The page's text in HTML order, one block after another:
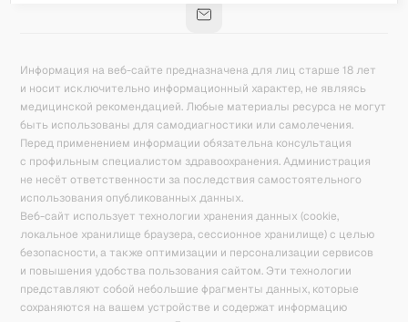
Информация на веб-сайте предназначена для лиц старше 18 лет
и носит исключительно информационный характер, не являясь
медицинской рекомендацией. Любые материалы ресурса не могут
быть использованы для самодиагностики или самолечения.
Перед применением информации обязательна консультация
с профильным специалистом здравоохранения. Администрация
не несёт ответственности за последствия самостоятельного
использования опубликованных данных.
Веб-сайт использует технологии хранения данных (cookie,
локальное хранилище браузера, сессионное хранилище) с целью
безопасности, а также оптимизации и персонализации сервисов
и повышения удобства пользования сайтом. Эти технологии
представляют собой небольшие фрагменты данных, которые
сохраняются на вашем устройстве и содержат информацию